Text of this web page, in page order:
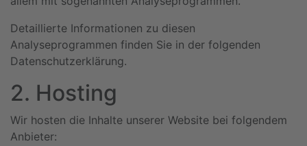
Detaillierte Informationen zu diesen
Analyseprogrammen finden Sie in der folgenden
Datenschutzerklärung.
2. Hosting
Wir hosten die Inhalte unserer Website bei folgendem
Anbieter: